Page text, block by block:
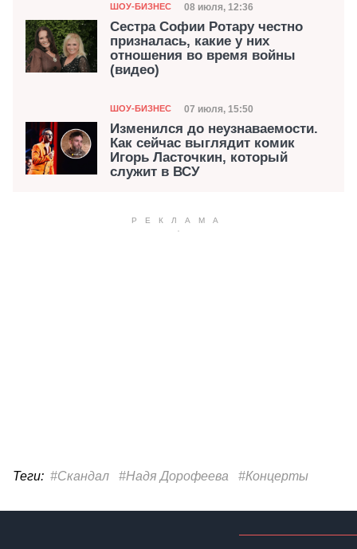
Категория
ШОУ-БИЗНЕС Дата публикации
08 июля, 12:36
Сестра Софии Ротару честно
призналась, какие у них
отношения во время войны
(видео)
Категория
ШОУ-БИЗНЕС Дата публикации
07 июля, 15:50
Изменился до неузнаваемости.
Как сейчас выглядит комик
Игорь Ласточкин, который
служит в ВСУ
Теги: #Скандал #Надя Дорофеева #Концерты